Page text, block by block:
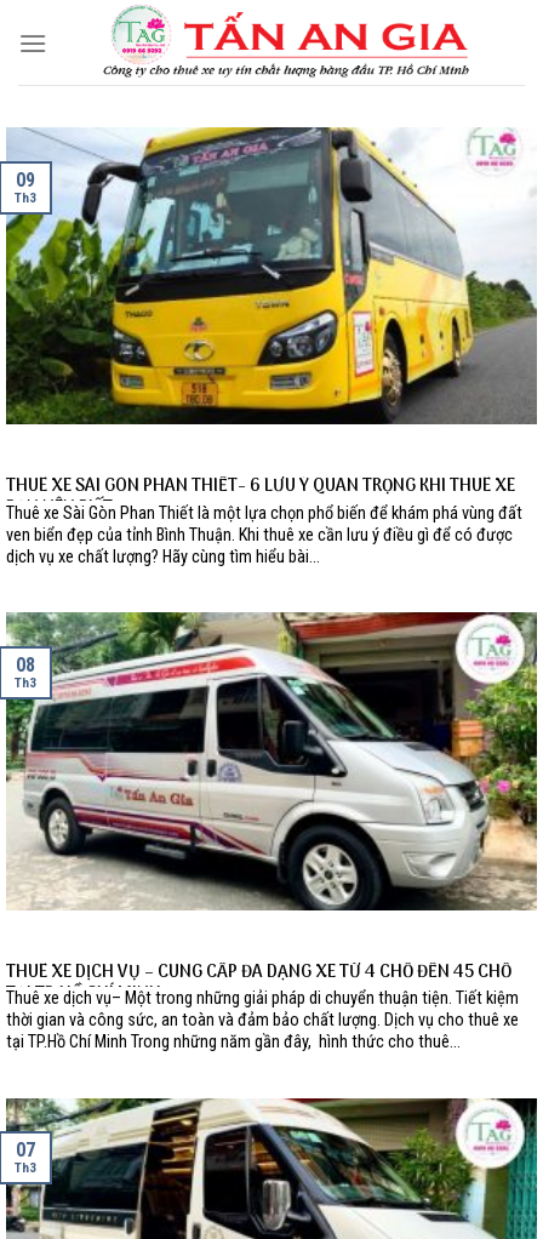
THUÊ XE SÀI GÒN PHAN THIẾT- 6 LƯU Ý QUAN TRỌNG KHI THUÊ XE
BẠN NÊN BIẾT
Thuê xe Sài Gòn Phan Thiết là một lựa chọn phổ biến để khám phá vùng đất
ven biển đẹp của tỉnh Bình Thuận. Khi thuê xe cần lưu ý điều gì để có được
dịch vụ xe chất lượng? Hãy cùng tìm hiểu bài...
09
Th3
THUÊ XE DỊCH VỤ – CUNG CẤP ĐA DẠNG XE TỪ 4 CHỖ ĐẾN 45 CHỖ
TẠI TP.HỒ CHÍ MINH
Thuê xe dịch vụ– Một trong những giải pháp di chuyển thuận tiện. Tiết kiệm
thời gian và công sức, an toàn và đảm bảo chất lượng. Dịch vụ cho thuê xe
tại TP.Hồ Chí Minh Trong những năm gần đây, hình thức cho thuê...
08
Th3
07
Th3